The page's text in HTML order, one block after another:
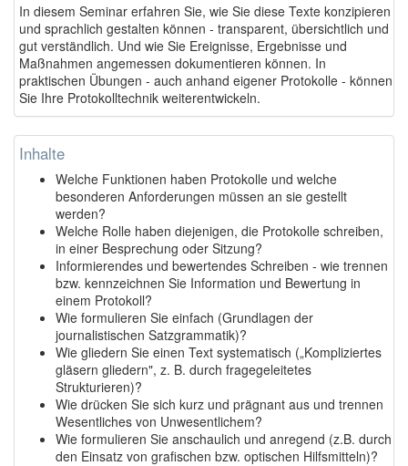
In diesem Seminar erfahren Sie, wie Sie diese Texte konzipieren
und sprachlich gestalten können - transparent, übersichtlich und
gut verständlich. Und wie Sie Ereignisse, Ergebnisse und
Maßnahmen angemessen dokumentieren können. In
praktischen Übungen - auch anhand eigener Protokolle - können
Sie Ihre Protokolltechnik weiterentwickeln.
Inhalte
Welche Funktionen haben Protokolle und welche
besonderen Anforderungen müssen an sie gestellt
werden?
Welche Rolle haben diejenigen, die Protokolle schreiben,
in einer Besprechung oder Sitzung?
Informierendes und bewertendes Schreiben - wie trennen
bzw. kennzeichnen Sie Information und Bewertung in
einem Protokoll?
Wie formulieren Sie einfach (Grundlagen der
journalistischen Satzgrammatik)?
Wie gliedern Sie einen Text systematisch („Kompliziertes
gläsern gliedern", z. B. durch fragegeleitetes
Strukturieren)?
Wie drücken Sie sich kurz und prägnant aus und trennen
Wesentliches von Unwesentlichem?
Wie formulieren Sie anschaulich und anregend (z.B. durch
den Einsatz von grafischen bzw. optischen Hilfsmitteln)?